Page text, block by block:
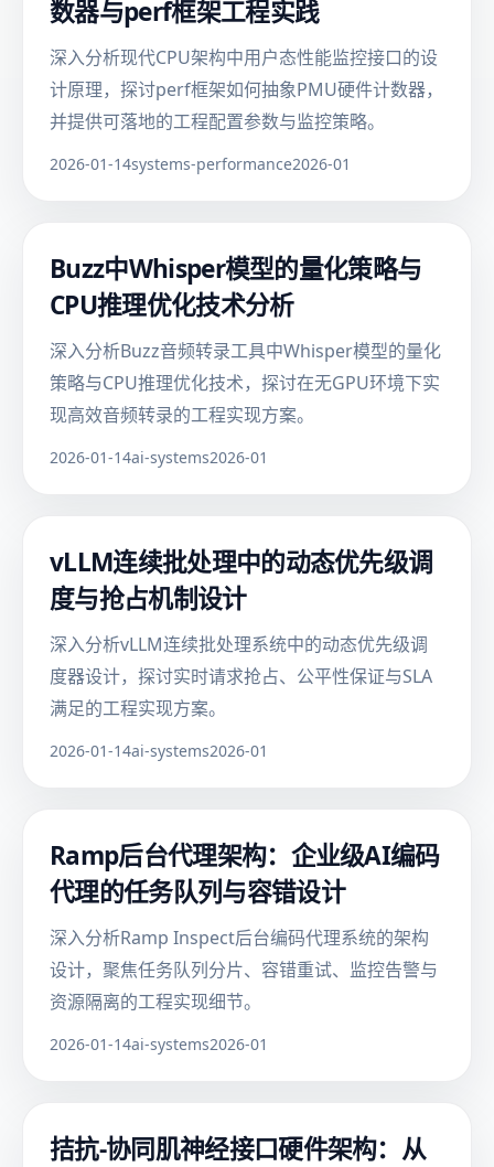
数器与perf框架工程实践
深入分析现代CPU架构中用户态性能监控接口的设
计原理，探讨perf框架如何抽象PMU硬件计数器，
并提供可落地的工程配置参数与监控策略。
2026-01-14systems-performance2026-01
Buzz中Whisper模型的量化策略与
CPU推理优化技术分析
深入分析Buzz音频转录工具中Whisper模型的量化
策略与CPU推理优化技术，探讨在无GPU环境下实
现高效音频转录的工程实现方案。
2026-01-14ai-systems2026-01
vLLM连续批处理中的动态优先级调
度与抢占机制设计
深入分析vLLM连续批处理系统中的动态优先级调
度器设计，探讨实时请求抢占、公平性保证与SLA
满足的工程实现方案。
2026-01-14ai-systems2026-01
Ramp后台代理架构：企业级AI编码
代理的任务队列与容错设计
深入分析Ramp Inspect后台编码代理系统的架构
设计，聚焦任务队列分片、容错重试、监控告警与
资源隔离的工程实现细节。
2026-01-14ai-systems2026-01
拮抗-协同肌神经接口硬件架构：从